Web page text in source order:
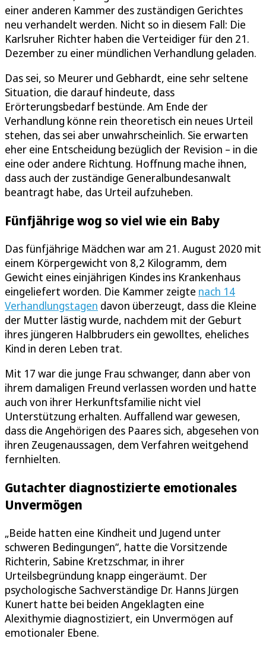
einer anderen Kammer des zuständigen Gerichtes
neu verhandelt werden. Nicht so in diesem Fall: Die
Karlsruher Richter haben die Verteidiger für den 21.
Dezember zu einer mündlichen Verhandlung geladen.
Das sei, so Meurer und Gebhardt, eine sehr seltene
Situation, die darauf hindeute, dass
Erörterungsbedarf bestünde. Am Ende der
Verhandlung könne rein theoretisch ein neues Urteil
stehen, das sei aber unwahrscheinlich. Sie erwarten
eher eine Entscheidung bezüglich der Revision – in die
eine oder andere Richtung. Hoffnung mache ihnen,
dass auch der zuständige Generalbundesanwalt
beantragt habe, das Urteil aufzuheben.
Fünfjährige wog so viel wie ein Baby
Das fünfjährige Mädchen war am 21. August 2020 mit
einem Körpergewicht von 8,2 Kilogramm, dem
Gewicht eines einjährigen Kindes ins Krankenhaus
eingeliefert worden. Die Kammer zeigte nach 14
Verhandlungstagen davon überzeugt, dass die Kleine
der Mutter lästig wurde, nachdem mit der Geburt
ihres jüngeren Halbbruders ein gewolltes, eheliches
Kind in deren Leben trat.
Mit 17 war die junge Frau schwanger, dann aber von
ihrem damaligen Freund verlassen worden und hatte
auch von ihrer Herkunftsfamilie nicht viel
Unterstützung erhalten. Auffallend war gewesen,
dass die Angehörigen des Paares sich, abgesehen von
ihren Zeugenaussagen, dem Verfahren weitgehend
fernhielten.
Gutachter diagnostizierte emotionales
Unvermögen
„Beide hatten eine Kindheit und Jugend unter
schweren Bedingungen“, hatte die Vorsitzende
Richterin, Sabine Kretzschmar, in ihrer
Urteilsbegründung knapp eingeräumt. Der
psychologische Sachverständige Dr. Hanns Jürgen
Kunert hatte bei beiden Angeklagten eine
Alexithymie diagnostiziert, ein Unvermögen auf
emotionaler Ebene.